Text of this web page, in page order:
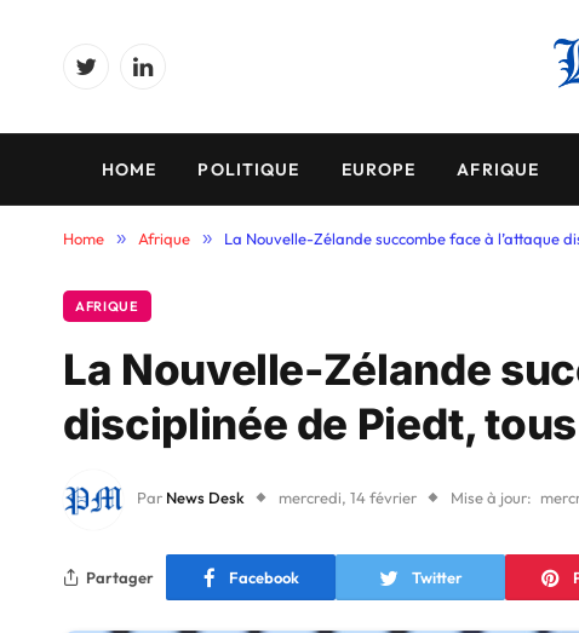
TwitterLinkedIn
HOME POLITIQUE EUROPE AFRIQUE
Home » Afrique » La Nouvelle-Zélande succombe face à l’attaque
AFRIQUE
La Nouvelle-Zélande
disciplinée de Piedt,
Par News Desk mercredi, 14 février Mise à jour:
Partager Facebook Twitter